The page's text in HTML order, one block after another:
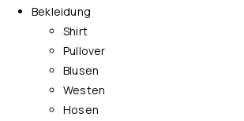
Bekleidung
Shirt
Pullover
Blusen
Westen
Hosen